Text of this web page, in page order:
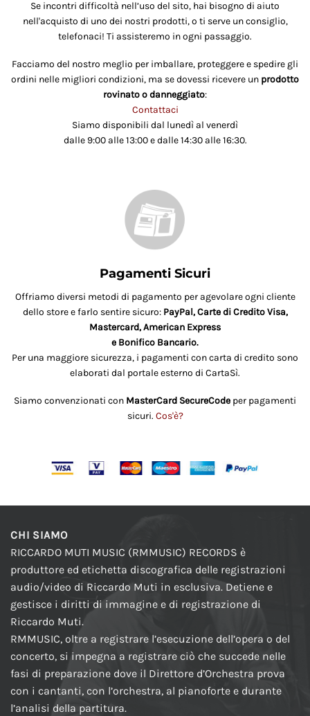
Se incontri difficoltà nell’uso del sito, hai bisogno di aiuto
nell'acquisto di uno dei nostri prodotti, o ti serve un consiglio,
telefonaci! Ti assisteremo in ogni passaggio.
Facciamo del nostro meglio per imballare, proteggere e spedire gli
ordini nelle migliori condizioni, ma se dovessi ricevere un prodotto
rovinato o danneggiato:
Contattaci
Siamo disponibili dal lunedì al venerdì
dalle 9:00 alle 13:00 e dalle 14:30 alle 16:30.
Pagamenti Sicuri
Offriamo diversi metodi di pagamento per agevolare ogni cliente
dello store e farlo sentire sicuro: PayPal, Carte di Credito Visa,
Mastercard, American Express
e Bonifico Bancario.
Per una maggiore sicurezza, i pagamenti con carta di credito sono
elaborati dal portale esterno di CartaSì.
Siamo convenzionati con MasterCard SecureCode per pagamenti
sicuri. Cos'è?
CHI SIAMO
RICCARDO MUTI MUSIC (RMMUSIC) RECORDS è
produttore ed etichetta discografica delle registrazioni
audio/video di Riccardo Muti in esclusiva. Detiene e
gestisce i diritti di immagine e di registrazione di
Riccardo Muti.
RMMUSIC, oltre a registrare l’esecuzione dell’opera o del
concerto, si impegna a registrare ciò che succede nelle
fasi di preparazione dove il Direttore d’Orchestra prova
con i cantanti, con l’orchestra, al pianoforte e durante
l’analisi della partitura.